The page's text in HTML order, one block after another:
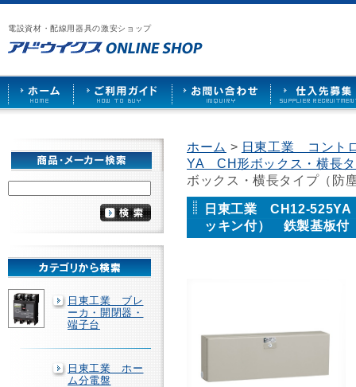
電設資材・配線用器具の激安ショップ
漏
電
ブ
レ
ー
カ
ー
や
照
ケ
ッ
ト
な
で
販
売
ア
ウ
イ
ス
HOME
ご
用
ガ
ド
お
い
合
せ
仕
先
募
日東工業 ブレ
ーカ・開閉器・
端子台
日東工業 ホー
ム分電盤
ホーム > 日東工業 コント
YA CH形ボックス・横長
ボックス・横長タイプ（
日東工業 CH12-525YA
ッキン付） 鉄製基板付